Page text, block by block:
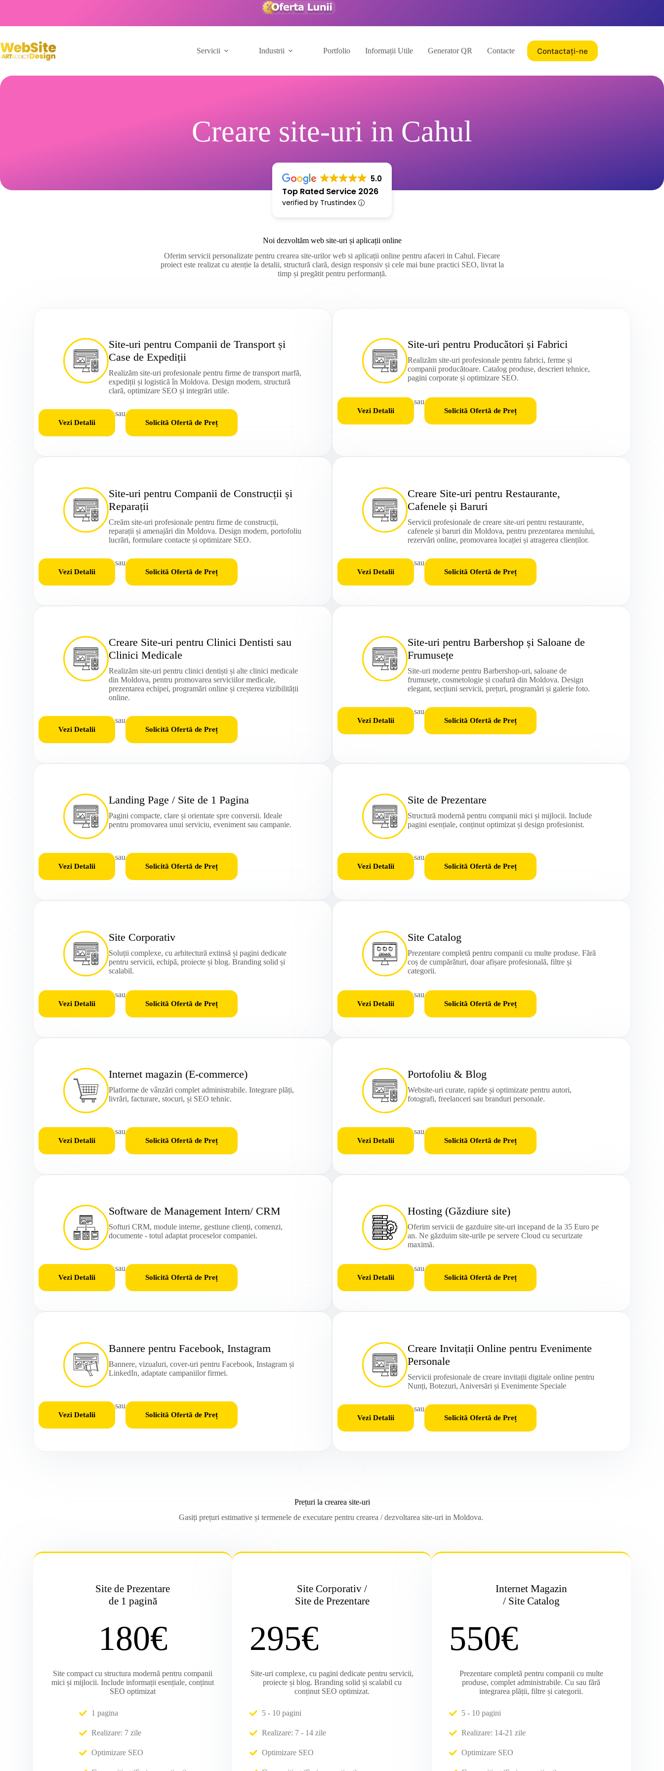
Servicii Industrii Portfolio Informații Utile Generator QR Contacte Contactați-ne
Creare site-uri in Cahul
5.0
Top Rated Service 2026
verified by Trustindex
Noi dezvoltăm web site-uri și aplicații online
Oferim servicii personalizate pentru crearea site-urilor web si aplicații online pentru afaceri in Cahul. Fiecare
proiect este realizat cu atenție la detalii, structură clară, design responsiv și cele mai bune practici SEO, livrat la
timp și pregătit pentru performanță.
Site-uri pentru Companii de Transport și
Case de Expediții
Realizăm site-uri profesionale pentru firme de transport marfă,
expediții și logistică în Moldova. Design modern, structură
clară, optimizare SEO și integrări utile.
Vezi Detalii
sau
Solicită Ofertă de Preț
Site-uri pentru Producători și Fabrici
Realizăm site-uri profesionale pentru fabrici, ferme și
companii producătoare. Catalog produse, descrieri tehnice,
pagini corporate și optimizare SEO.
Vezi Detalii
sau
Solicită Ofertă de Preț
Site-uri pentru Companii de Construcții și
Reparații
Creăm site-uri profesionale pentru firme de construcții,
reparații și amenajări din Moldova. Design modern, portofoliu
lucrări, formulare contacte și optimizare SEO.
Vezi Detalii
sau
Solicită Ofertă de Preț
Creare Site-uri pentru Restaurante,
Cafenele și Baruri
Servicii profesionale de creare site-uri pentru restaurante,
cafenele și baruri din Moldova, pentru prezentarea meniului,
rezervări online, promovarea locației și atragerea clienților.
Vezi Detalii
sau
Solicită Ofertă de Preț
Creare Site-uri pentru Clinici Dentisti sau
Clinici Medicale
Realizăm site-uri pentru clinici dentiști și alte clinici medicale
din Moldova, pentru promovarea serviciilor medicale,
prezentarea echipei, programări online și creșterea vizibilității
online.
Vezi Detalii
sau
Solicită Ofertă de Preț
Site-uri pentru Barbershop și Saloane de
Frumusețe
Site-uri moderne pentru Barbershop-uri, saloane de
frumusețe, cosmetologie și coafură din Moldova. Design
elegant, secțiuni servicii, prețuri, programări și galerie foto.
Vezi Detalii
sau
Solicită Ofertă de Preț
Landing Page / Site de 1 Pagina
Pagini compacte, clare și orientate spre conversii. Ideale
pentru promovarea unui serviciu, eveniment sau campanie.
Vezi Detalii
sau
Solicită Ofertă de Preț
Site de Prezentare
Structură modernă pentru companii mici și mijlocii. Include
pagini esențiale, conținut optimizat și design profesionist.
Vezi Detalii
sau
Solicită Ofertă de Preț
Site Corporativ
Soluții complexe, cu arhitectură extinsă și pagini dedicate
pentru servicii, echipă, proiecte și blog. Branding solid și
scalabil.
Vezi Detalii
sau
Solicită Ofertă de Preț
Site Catalog
Prezentare completă pentru companii cu multe produse. Fără
coș de cumpărături, doar afișare profesională, filtre și
categorii.
Vezi Detalii
sau
Solicită Ofertă de Preț
Internet magazin (E-commerce)
Platforme de vânzări complet administrabile. Integrare plăți,
livrări, facturare, stocuri, și SEO tehnic.
Vezi Detalii
sau
Solicită Ofertă de Preț
Portofoliu & Blog
Website-uri curate, rapide și optimizate pentru autori,
fotografi, freelanceri sau branduri personale.
Vezi Detalii
sau
Solicită Ofertă de Preț
Software de Management Intern/ CRM
Softuri CRM, module interne, gestiune clienți, comenzi,
documente - totul adaptat proceselor companiei.
Vezi Detalii
sau
Solicită Ofertă de Preț
Hosting (Găzdiure site)
Oferim servicii de gazduire site-uri incepand de la 35 Euro pe
an. Ne găzduim site-urile pe servere Cloud cu securizate
maximă.
Vezi Detalii
sau
Solicită Ofertă de Preț
Bannere pentru Facebook, Instagram
Bannere, vizualuri, cover-uri pentru Facebook, Instagram și
LinkedIn, adaptate campaniilor firmei.
Vezi Detalii
sau
Solicită Ofertă de Preț
Creare Invitații Online pentru Evenimente
Personale
Servicii profesionale de creare invitații digitale online pentru
Nunți, Botezuri, Aniversări și Evenimente Speciale
Vezi Detalii
sau
Solicită Ofertă de Preț
Prețuri la crearea site-uri
Gasiți prețuri estimative și termenele de executare pentru crearea / dezvoltarea site-uri in Moldova.
Site de Prezentare
de 1 pagină
180€
Site compact cu structura modernă pentru companii
mici și mijlocii. Include informații esențiale, conținut
SEO optimizat
1 pagina
Realizare: 7 zile
Optimizare SEO
Site Corporativ /
Site de Prezentare
295€
Site-uri complexe, cu pagini dedicate pentru servicii,
proiecte și blog. Branding solid și scalabil cu
conținut SEO optimizat.
5 - 10 pagini
Realizare: 7 - 14 zile
Optimizare SEO
Internet Magazin
/ Site Catalog
550€
Prezentare completă pentru companii cu multe
produse, complet administrabile. Cu sau fără
integrarea plății, filtre și categorii.
5 - 10 pagini
Realizare: 14-21 zile
Optimizare SEO